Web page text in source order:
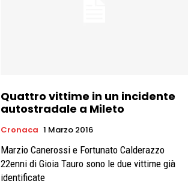
Quattro vittime in un incidente
autostradale a Mileto
Cronaca 1 Marzo 2016
Marzio Canerossi e Fortunato Calderazzo
22enni di Gioia Tauro sono le due vittime già
identificate